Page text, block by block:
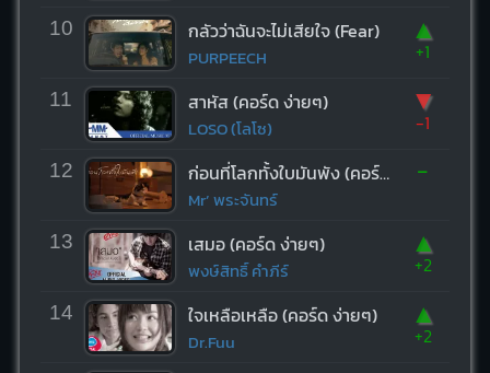
10 กลัวว่าฉันจะไม่เสียใจ (Fear)
PURPEECH
▲
+1
11 สาหัส (คอร์ด ง่ายๆ)
LOSO (โลโซ)
▼
-1
12 ก่อนที่โลกทั้งใบมันพัง (คอร์ด ง่ายๆ)
Mr’ พระจันทร์
-
13 เสมอ (คอร์ด ง่ายๆ)
พงษ์สิทธิ์ คำภีร์
▲
+2
14 ใจเหลือเหลือ (คอร์ด ง่ายๆ)
Dr.Fuu
▲
+2